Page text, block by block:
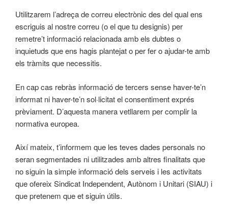
Utilitzarem l’adreça de correu electrònic des del qual ens
escriguis al nostre correu (o el que tu designis) per
remetre’t informació relacionada amb els dubtes o
inquietuds que ens hagis plantejat o per fer o ajudar-te amb
els tràmits que necessitis.
En cap cas rebràs informació de tercers sense haver-te’n
informat ni haver-te’n sol·licitat el consentiment exprés
prèviament. D’aquesta manera vetllarem per complir la
normativa europea.
Així mateix, t’informem que les teves dades personals no
seran segmentades ni utilitzades amb altres finalitats que
no siguin la simple informació dels serveis i les activitats
que ofereix Sindicat Independent, Autònom i Unitari (SIAU) i
que pretenem que et siguin útils.